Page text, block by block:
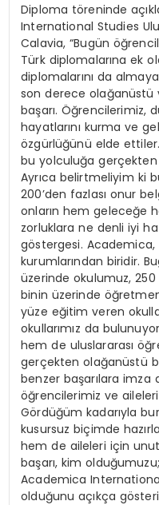
Diploma töreninde
International Studies
Calavia, “Bugün
Türk diplomalarına ek
diplomalarını da
son derece olağanüstü
başarı. Öğrencilerimiz,
hayatlarını kurma ve
özgürlüğünü elde
bu yolculuğa gerçekten
Ayrıca belirtmeliyim ki
200’den fazlası onur
onların hem geleceğe
zorluklara ne denli iyi
göstergesi. Academica,
kurumlarından biridir.
üzerinde okulumuz,
binin üzerinde
yüze eğitim veren
okullarımız da
hem de uluslararası
gerçekten olağanüstü
benzer başarılara imza
öğrencilerimiz ve
Gördüğüm kadarıyla
kusursuz biçimde
hem de aileleri için
başarı, kim
Academica
olduğunu açıkça